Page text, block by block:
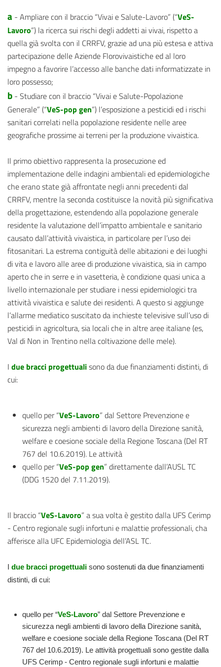
a - Ampliare con il braccio “Vivai e Salute-Lavoro” (“VeS-
Lavoro”) la ricerca sui rischi degli addetti ai vivai, rispetto a
quella già svolta con il CRRFV, grazie ad una più estesa e attiva
partecipazione delle Aziende Florovivaistiche ed al loro
impegno a favorire l’accesso alle banche dati informatizzate in
loro possesso;
b - Studiare con il braccio “Vivai e Salute-Popolazione
Generale” (“VeS-pop gen”) l’esposizione a pesticidi ed i rischi
sanitari correlati nella popolazione residente nelle aree
geografiche prossime ai terreni per la produzione vivaistica.
Il primo obiettivo rappresenta la prosecuzione ed
implementazione delle indagini ambientali ed epidemiologiche
che erano state già affrontate negli anni precedenti dal
CRRFV, mentre la seconda costituisce la novità più significativa
della progettazione, estendendo alla popolazione generale
residente la valutazione dell’impatto ambientale e sanitario
causato dall’attività vivaistica, in particolare per l’uso dei
fitosanitari. La estrema contiguità delle abitazioni e dei luoghi
di vita e lavoro alle aree di produzione vivaistica, sia in campo
aperto che in serre e in vasetteria, è condizione quasi unica a
livello internazionale per studiare i nessi epidemiologici tra
attività vivaistica e salute dei residenti. A questo si aggiunge
l’allarme mediatico suscitato da inchieste televisive sull’uso di
pesticidi in agricoltura, sia locali che in altre aree italiane (es,
Val di Non in Trentino nella coltivazione delle mele).
I due bracci progettualisono da due finanziamenti distinti, di
cui:
quello per “VeS-Lavoro” dal Settore Prevenzione e
sicurezza negli ambienti di lavoro della Direzione sanità,
welfare e coesione sociale della Regione Toscana (Del RT
767 del 10.6.2019). Le attività
quello per “VeS-pop gen” direttamente dall’AUSL TC
(DDG 1520 del 7.11.2019).
Il braccio “VeS-Lavoro” a sua volta è gestito dalla UFS Cerimp
- Centro regionale sugli infortuni e malattie professionali, cha
afferisce alla UFC Epidemiologia dell’ASL TC.
I due bracci progettuali sono sostenuti da due finanziamenti
distinti, di cui:
quello per “VeS-Lavoro” dal Settore Prevenzione e
sicurezza negli ambienti di lavoro della Direzione sanità,
welfare e coesione sociale della Regione Toscana (Del RT
767 del 10.6.2019). Le attività progettuali sono gestite dalla
UFS Cerimp - Centro regionale sugli infortuni e malattie